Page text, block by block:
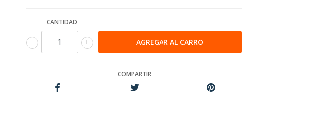
CANTIDAD
+
-
COMPARTIR